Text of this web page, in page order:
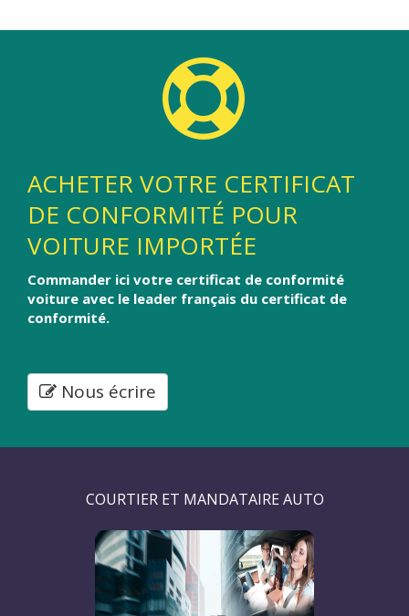
ACHETER VOTRE CERTIFICAT
DE CONFORMITÉ POUR
VOITURE IMPORTÉE
Commander ici votre certificat de conformité
voiture avec le leader français du certificat de
conformité.
Nous écrire
COURTIER ET MANDATAIRE AUTO